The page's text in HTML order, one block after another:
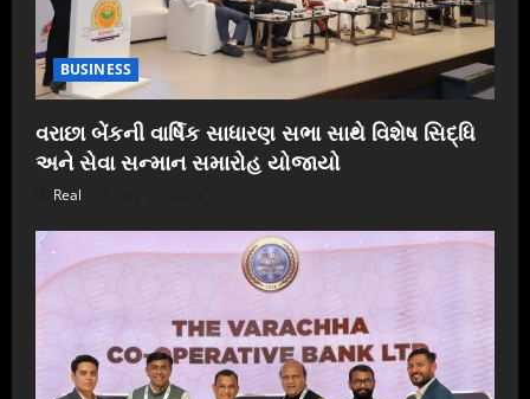
BUSINESS
વરાછા બેંકની વાર્ષિક સાધારણ સભા સાથે વિશેષ સિદ્ધિ
અને સેવા સન્માન સમારોહ યોજાયો
Real